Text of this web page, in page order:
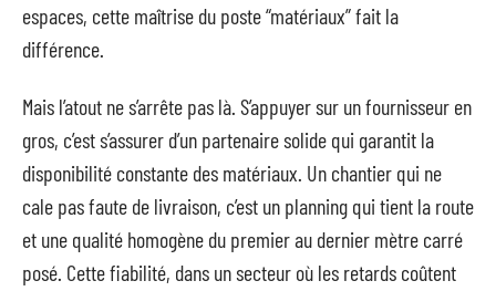
espaces, cette maîtrise du poste “matériaux” fait la
différence.
Mais l’atout ne s’arrête pas là. S’appuyer sur un fournisseur en
gros, c’est s’assurer d’un partenaire solide qui garantit la
disponibilité constante des matériaux. Un chantier qui ne
cale pas faute de livraison, c’est un planning qui tient la route
et une qualité homogène du premier au dernier mètre carré
posé. Cette fiabilité, dans un secteur où les retards coûtent